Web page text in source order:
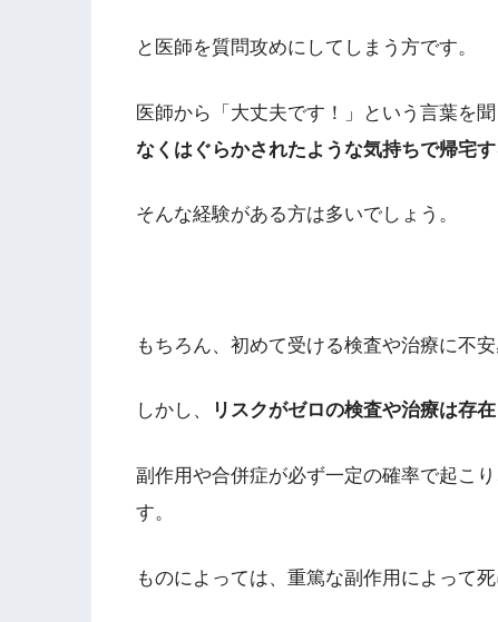
と医師を質問攻めにしてしまう方です。
医師から「大丈夫です！」という言葉を
なくはぐらかされたような気持ちで帰宅
そんな経験がある方は多いでしょう。
もちろん、初めて受ける検査や治療に不
しかし、 リスクがゼロの検査や治療は存
副作用や合併症が必ず一定の確率で起こ
す。
ものによっては、重篤な副作用によって